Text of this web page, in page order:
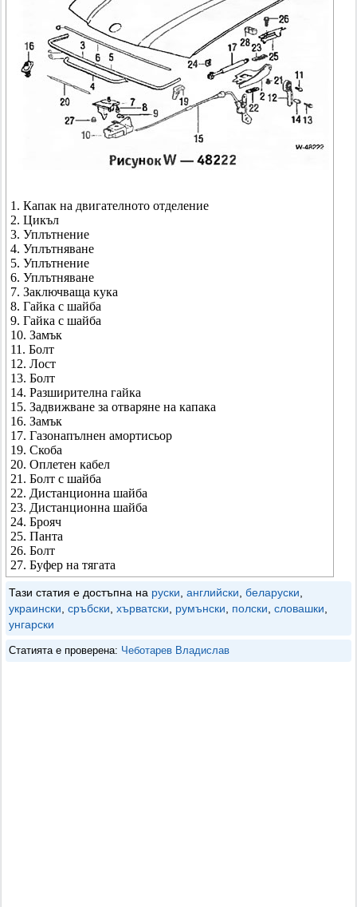
1. Капак на двигателното отделение
2. Цикъл
3. Уплътнение
4. Уплътняване
5. Уплътнение
6. Уплътняване
7. Заключваща кука
8. Гайка с шайба
9. Гайка с шайба
10. Замък
11. Болт
12. Лост
13. Болт
14. Разширителна гайка
15. Задвижване за отваряне на капака
16. Замък
17. Газонапълнен амортисьор
19. Скоба
20. Оплетен кабел
21. Болт с шайба
22. Дистанционна шайба
23. Дистанционна шайба
24. Брояч
25. Панта
26. Болт
27. Буфер на тягата
Тази статия е достъпна на руски английски беларуски
украински сръбски хърватски румънски полски словашки
унгарски
Статията е проверена: Чеботарев Владислав